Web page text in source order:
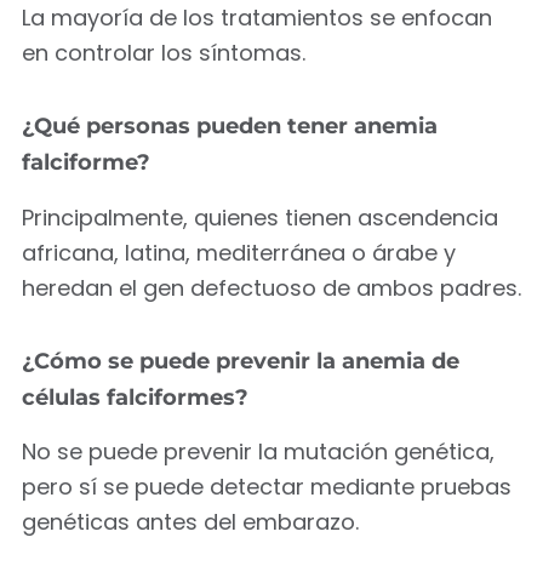
La mayoría de los tratamientos se enfocan
en controlar los síntomas.
¿Qué personas pueden tener anemia
falciforme?
Principalmente, quienes tienen ascendencia
africana, latina, mediterránea o árabe y
heredan el gen defectuoso de ambos padres.
¿Cómo se puede prevenir la anemia de
células falciformes?
No se puede prevenir la mutación genética,
pero sí se puede detectar mediante pruebas
genéticas antes del embarazo.